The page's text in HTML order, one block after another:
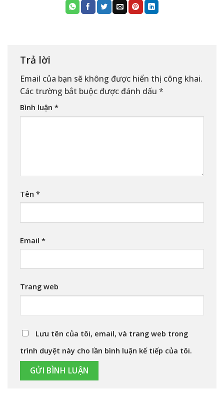
Trả lời
Email của bạn sẽ không được hiển thị công khai.
Các trường bắt buộc được đánh dấu *
Bình luận *
Tên *
Email *
Trang web
Lưu tên của tôi, email, và trang web trong
trình duyệt này cho lần bình luận kế tiếp của tôi.